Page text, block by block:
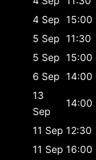
4 Sep 15:00
5 Sep 11:30
5 Sep 15:00
6 Sep 14:00
13
Sep
14:00
11 Sep 12:30
11 Sep 16:00